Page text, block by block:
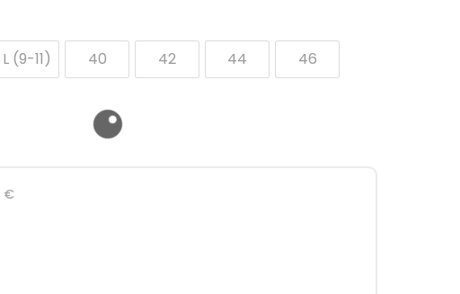
L (9-11) 40 42 44 46
€